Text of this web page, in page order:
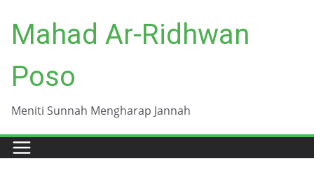
content
Mahad Ar-Ridhwan
Poso
Meniti Sunnah Mengharap Jannah